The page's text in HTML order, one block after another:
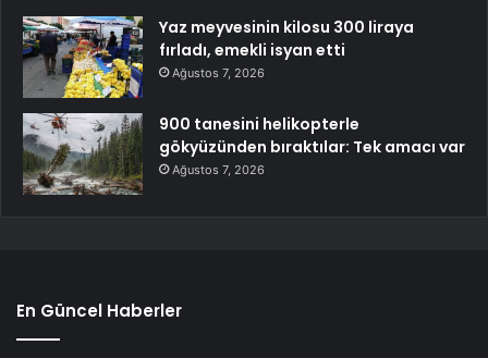
Yaz meyvesinin kilosu 300 liraya
fırladı, emekli isyan etti
Ağustos 7, 2026
900 tanesini helikopterle
gökyüzünden bıraktılar: Tek amacı var
Ağustos 7, 2026
En Güncel Haberler